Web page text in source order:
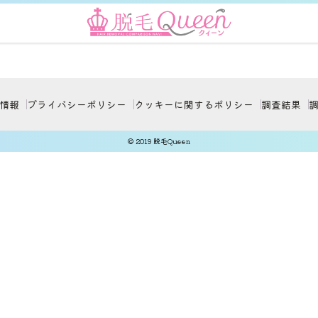
報 プライバシーポリシー クッキーに関するポリシー 調査結果
© 2019 脱毛Queen